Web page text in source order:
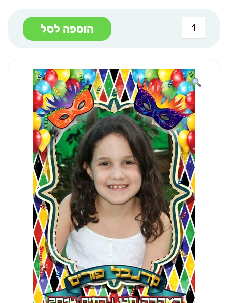
כמות
של
מגנט
הוספה לסל